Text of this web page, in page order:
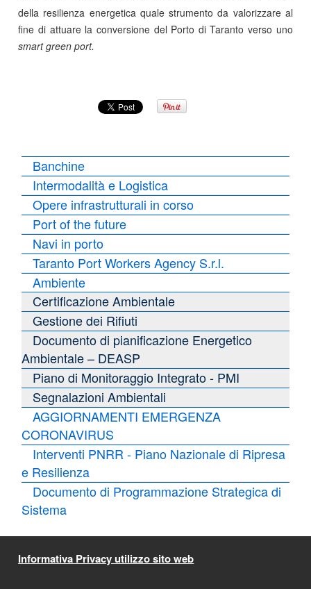
della resilienza energetica quale strumento da valorizzare al
fine di attuare la conversione del Porto di Taranto verso uno
smart green port.
Banchine
Intermodalità e Logistica
Opere infrastrutturali in corso
Port of the future
Navi in porto
Taranto Port Workers Agency S.r.l.
Ambiente
Certificazione Ambientale
Gestione dei Rifiuti
Documento di pianificazione Energetico
Ambientale – DEASP
Piano di Monitoraggio Integrato - PMI
Segnalazioni Ambientali
AGGIORNAMENTI EMERGENZA
CORONAVIRUS
Interventi PNRR - Piano Nazionale di Ripresa
e Resilienza
Documento di Programmazione Strategica di
Sistema
Informativa Privacy utilizzo sito web